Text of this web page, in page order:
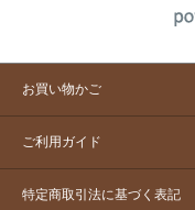
お買い物かご
ご利用ガイド
特定商取引法に基づく表記